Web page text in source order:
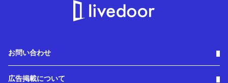
お問い合わせ
広告掲載について